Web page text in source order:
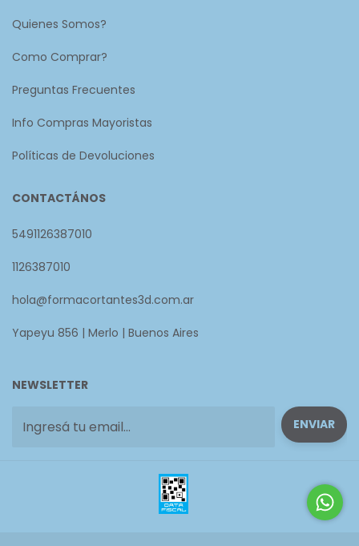
Quienes Somos?
Como Comprar?
Preguntas Frecuentes
Info Compras Mayoristas
Políticas de Devoluciones
CONTACTÁNOS
5491126387010
1126387010
hola@formacortantes3d.com.ar
Yapeyu 856 | Merlo | Buenos Aires
NEWSLETTER